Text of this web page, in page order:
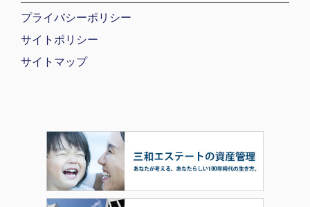
プライバシーポリシー
サイトポリシー
サイトマップ